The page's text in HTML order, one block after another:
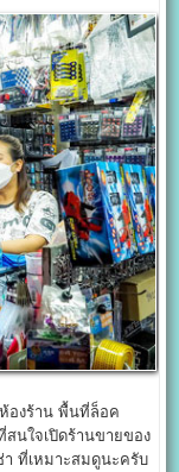
องร้าน พื้นที่ล็อค
นใจเปิดร้านขายของ
า ที่เหมาะสมดูนะครับ